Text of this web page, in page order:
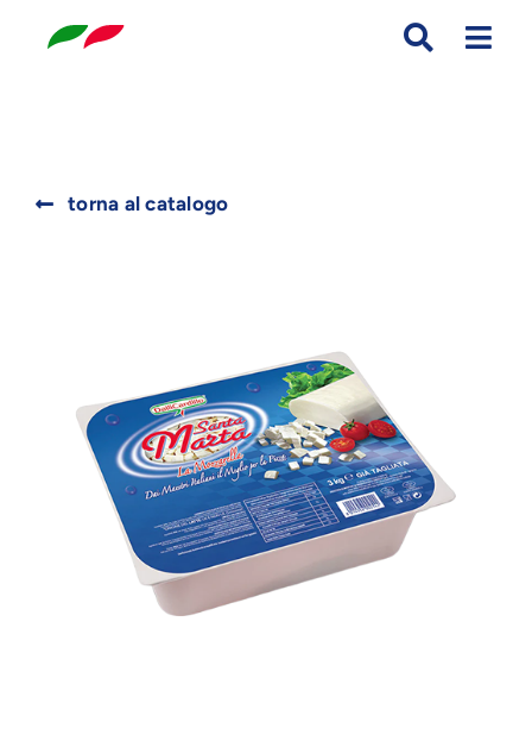
torna al catalogo
for: